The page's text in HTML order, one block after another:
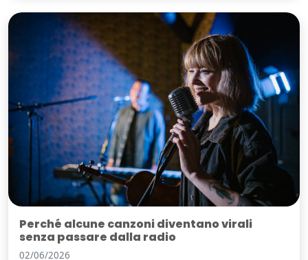
Perché alcune canzoni diventano virali
senza passare dalla radio
02/06/2026